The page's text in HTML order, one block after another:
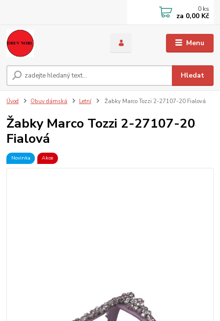
Menu
Hledat
0 ks
za 0,00 Kč
Úvod Obuv dámská Letní Žabky Marco Tozzi 2-27107-20 Fialová
Žabky Marco Tozzi 2-27107-20
Fialová
Novinka Akce